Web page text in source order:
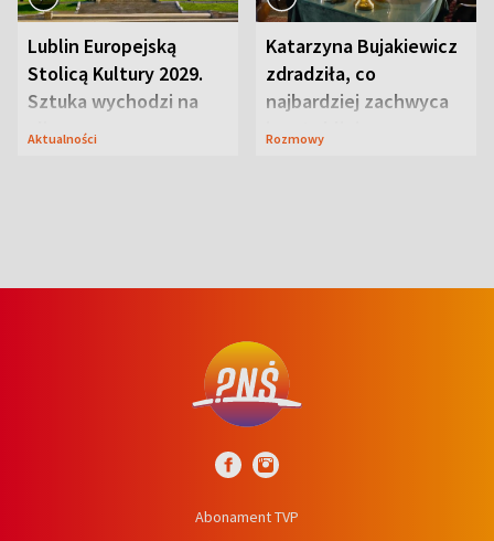
Lublin Europejską
Stolicą Kultury 2029.
Sztuka wychodzi na
ulice
Aktualności
Katarzyna Bujakiewicz
zdradziła, co
najbardziej zachwyca
ją w Lublinie
Rozmowy
Abonament TVP